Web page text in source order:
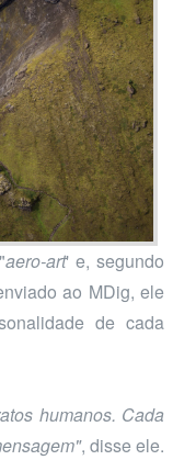
aero-art' e, segundo
ao MDig, ele
de cada
humanos. Cada
, disse ele.